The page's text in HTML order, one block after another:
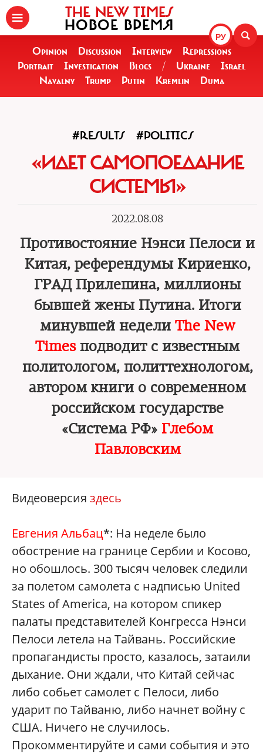
РУ
THE NEW TIMES
НОВОЕ ВРЕМЯ
Opinion Discussion Interview
Repressions
Portrait
Investigation Blogs / Ukraine
Israel
Navalny
Trump Putin Kremlin Duma
#RESULTS #POLITICS
«ИДЕТ САМОПОЕДАНИЕ
СИСТЕМЫ»
2022.08.08
Противостояние Нэнси Пелоси и
Китая, референдумы Кириенко,
ГРАД Прилепина, миллионы
бывшей жены Путина. Итоги
минувшей недели The New
Timesподводит с известным
политологом, политтехнологом,
автором книги о современном
российском государстве
«Система РФ» Глебом
Павловским
Видеоверсия здесь
Евгения Альбац*: На неделе было
обострение на границе Сербии и Косово,
но обошлось. 300 тысяч человек следили
за полетом самолета с надписью United
States of America, на котором спикер
палаты представителей Конгресса Нэнси
Пелоси летела на Тайвань. Российские
пропагандисты просто, казалось, затаили
дыхание. Они ждали, что Китай сейчас
либо собьет самолет с Пелоси, либо
ударит по Тайваню, либо начнет войну с
США. Ничего не случилось.
Прокомментируйте и сами события и это